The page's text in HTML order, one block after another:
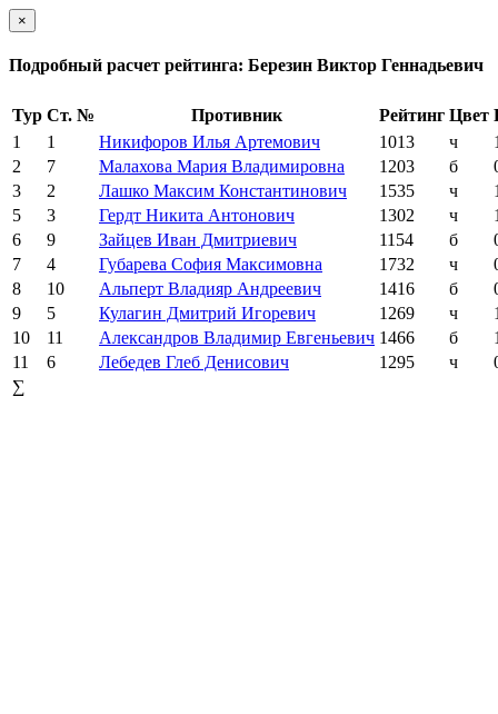
×
Подробный расчет рейтинга: Березин Виктор Геннадьевич
Тур Ст. № Противник Рейтинг Цвет
1
1 Никифоров Илья Артемович 1013 ч
2
7 Малахова Мария Владимировна 1203 б
3
2 Лашко Максим Константинович 1535 ч
5
3 Гердт Никита Антонович 1302 ч
6
9 Зайцев Иван Дмитриевич 1154 б
7
4 Губарева София Максимовна 1732 ч
8
10 Альперт Владияр Андреевич 1416 б
9
5 Кулагин Дмитрий Игоревич 1269 ч
10
11 Александров Владимир Евгеньевич 1466 б
11
6 Лебедев Глеб Денисович 1295 ч
∑